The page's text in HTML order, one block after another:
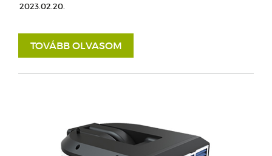
2023.02.20.
TOVÁBB OLVASOM